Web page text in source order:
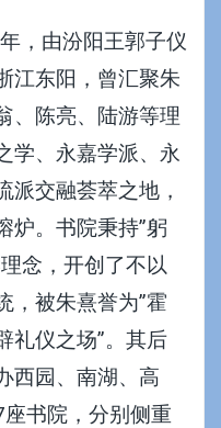
，由汾阳王郭子仪
江东阳，曾汇聚朱
、陈亮、陆游等理
学、永嘉学派、永
派交融荟萃之地，
炉。书院秉持”躬
念，开创了不以
，被朱熹誉为”霍
礼仪之场”。其后
西园、南湖、高
书院，分别侧重